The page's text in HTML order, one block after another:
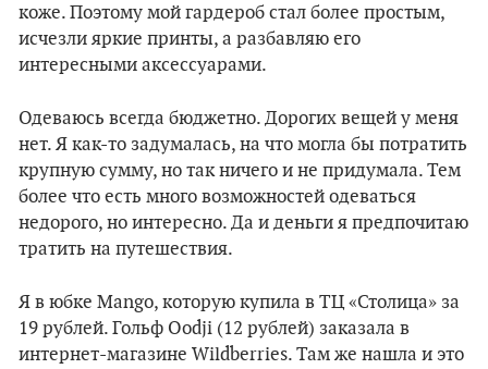
коже. Поэтому мой гардероб стал более простым,
исчезли яркие принты, а разбавляю его
интересными аксессуарами.
Одеваюсь всегда бюджетно. Дорогих вещей у меня
нет. Я как-то задумалась, на что могла бы потратить
крупную сумму, но так ничего и не придумала. Тем
более что есть много возможностей одеваться
недорого, но интересно. Да и деньги я предпочитаю
тратить на путешествия.
Я в юбке Mango, которую купила в ТЦ «Столица» за
19 рублей. Гольф Oodji (12 рублей) заказала в
интернет-магазине Wildberries. Там же нашла и это